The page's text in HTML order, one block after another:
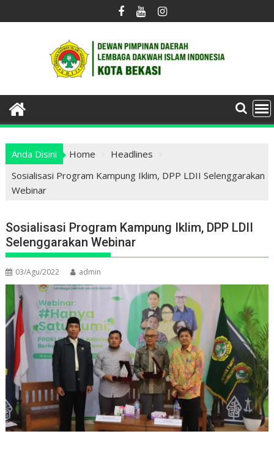
to
Anda Disini Home
Headlines
Sosialisasi Program Kampung Iklim, DPP LDII Selenggarakan
Webinar
Sosialisasi Program Kampung Iklim, DPP LDII
Selenggarakan Webinar
03/Agu/2022 admin